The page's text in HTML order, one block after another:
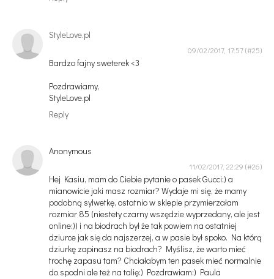
StyleLove.pl
09/02/2017, 17:57
Bardzo fajny sweterek <3
Pozdrawiamy,
StyleLove.pl
Reply
Anonymous
11/02/2017, 22:29
Hej Kasiu, mam do Ciebie pytanie o pasek Gucci:) a
mianowicie jaki masz rozmiar? Wydaje mi się, że mamy
podobną sylwetkę, ostatnio w sklepie przymierzałam
rozmiar 85 (niestety czarny wszędzie wyprzedany, ale jest
online:)) i na biodrach był że tak powiem na ostatniej
dziurce jak się da najszerzej, a w pasie był spoko. Na którą
dziurkę zapinasz na biodrach? Myślisz, że warto mieć
trochę zapasu tam? Chciałabym ten pasek mieć normalnie
do spodni ale też na talię:) Pozdrawiam:) Paula